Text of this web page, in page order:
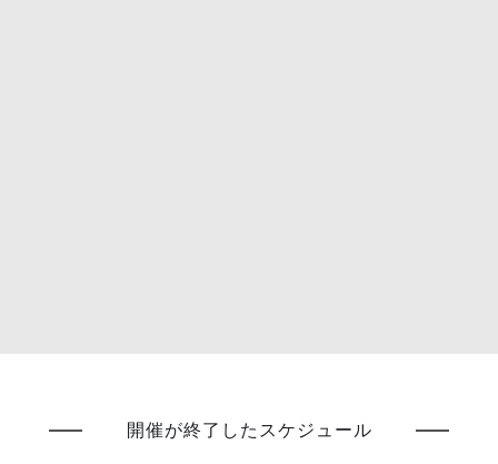
開催が終了したスケジュール